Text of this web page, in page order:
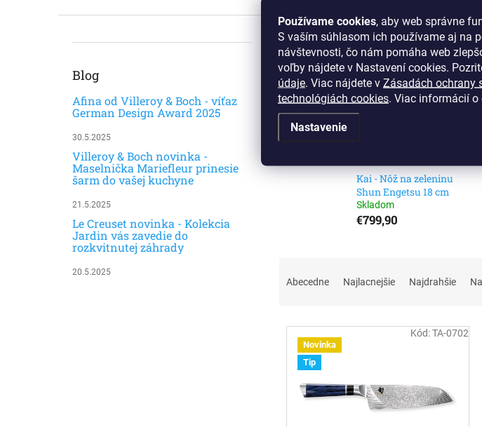
Používame cookies, aby web správne
S vaším súhlasom ich používame aj na
návštevnosti, čo nám pomáha web
voľby nájdete v Nastavení cookies.
údaje. Viac nájdete v Zásadách ochrany
technológiách cookies. Viac informácií o
Nastavenie
Blog
Afina od Villeroy & Boch - víťaz
German Design Award 2025
30.5.2025
Villeroy & Boch novinka -
Maselnička Mariefleur prinesie
šarm do vašej kuchyne
21.5.2025
Le Creuset novinka - Kolekcia
Jardin vás zavedie do
rozkvitnutej záhrady
20.5.2025
Najpredávanejšie
Kai - Nôž na zeleninu
Shun Engetsu 18 cm
Skladom
€799,90
n
Abecedne Najlacnejšie Najdrahšie
V
Novinka
Tip
Kód:TA-0702